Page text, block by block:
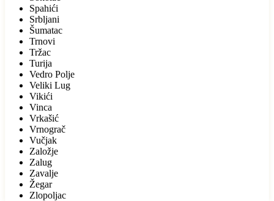
Spahići
Srbljani
Šumatac
Trnovi
Tržac
Turija
Vedro Polje
Veliki Lug
Vikići
Vinca
Vrkašić
Vrnograč
Vučjak
Založje
Zalug
Zavalje
Žegar
Zlopoljac